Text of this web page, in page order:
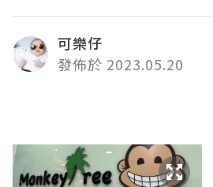
可樂仔
發佈於 2023.05.20